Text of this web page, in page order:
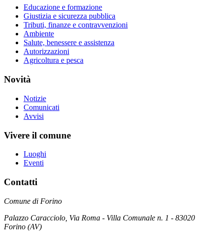
Educazione e formazione
Giustizia e sicurezza pubblica
Tributi, finanze e contravvenzioni
Ambiente
Salute, benessere e assistenza
Autorizzazioni
Agricoltura e pesca
Novità
Notizie
Comunicati
Avvisi
Vivere il comune
Luoghi
Eventi
Contatti
Comune di Forino
Palazzo Caracciolo, Via Roma - Villa Comunale n. 1 - 83020
Forino (AV)